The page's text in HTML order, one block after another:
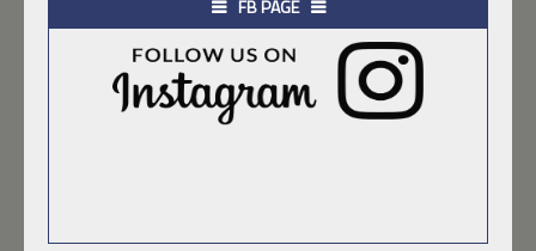
FB PAGE